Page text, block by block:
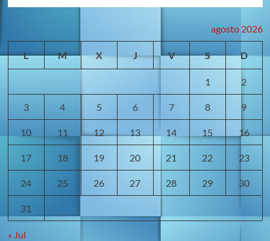
agosto 2026
L M X J V S D
1 2
3 4 5 6 7 8 9
10 11 12 13 14 15 16
17 18 19 20 21 22 23
24 25 26 27 28 29 30
31
« Jul